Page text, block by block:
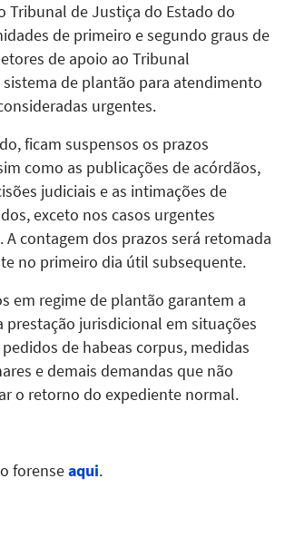
Tribunal de Justiça do Estado do
de primeiro e segundo graus de
de apoio ao Tribunal
de plantão para atendimento
urgentes.
ficam suspensos os prazos
como as publicações de acórdãos,
judiciais e as intimações de
exceto nos casos urgentes
A contagem dos prazos será retomada
no primeiro dia útil subsequente.
em regime de plantão garantem a
prestação jurisdicional em situações
de habeas corpus, medidas
e demais demandas que não
o retorno do expediente normal.
forenseaqui.